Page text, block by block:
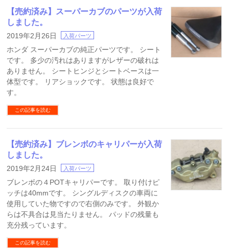
【売約済み】スーパーカブのパーツが入荷
しました。
2019年2月26日 入荷パーツ
ホンダ スーパーカブの純正パーツです。 シート
です。 多少の汚れはありますがレザーの破れは
ありません。 シートヒンジとシートベースは一
体型です。 リアショックです。 状態は良好で
す。
この記事を読む
【売約済み】ブレンボのキャリパーが入荷
しました。
2019年2月24日 入荷パーツ
ブレンボの４POTキャリパーです。 取り付けピ
ッチは40mmです。 シングルディスクの車両に
使用していた物ですので右側のみです。 外観か
らは不具合は見当たりません。 パッドの残量も
充分残っています。
この記事を読む